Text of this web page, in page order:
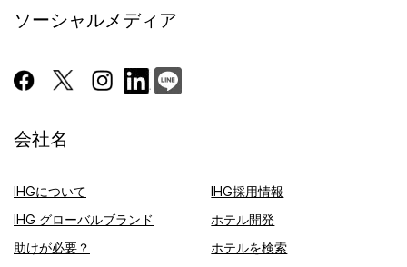
ソーシャルメディア
会社名
IHGについて
IHG採用情報
IHG グローバルブランド
ホテル開発
助けが必要？
ホテルを検索